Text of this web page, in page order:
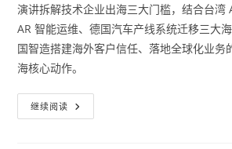
演讲拆解技术企业出海三大门槛，结合台湾
AR 智能运维、德国汽车产线系统迁移三大
国智造搭建海外客户信任、落地全球化业务
海核心动作。
继续阅读